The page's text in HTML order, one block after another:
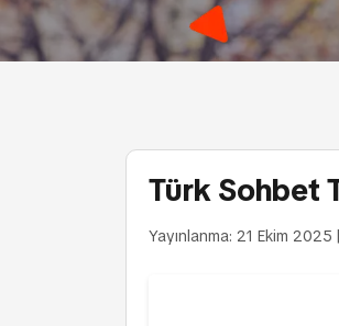
Türk Sohbet
Yayınlanma: 21 Ekim 2025 |